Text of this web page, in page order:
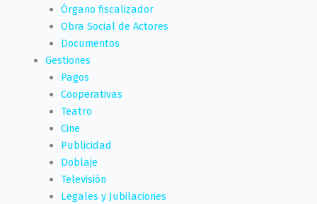
Órgano fiscalizador
Obra Social de Actores
Documentos
Gestiones
Pagos
Cooperativas
Teatro
Cine
Publicidad
Doblaje
Televisión
Legales y Jubilaciones